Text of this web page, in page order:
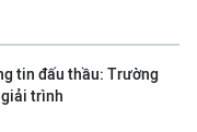
tin đấu thầu: Trường
trình